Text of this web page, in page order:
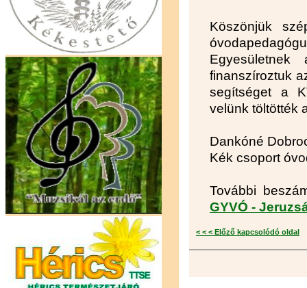
Köszönjük
finanszíroztuk
segítséget a
velünk töltötték
Dankóné
Kék csoport
További
GYVÓ -
< < < Előző kapcsolódó oldal